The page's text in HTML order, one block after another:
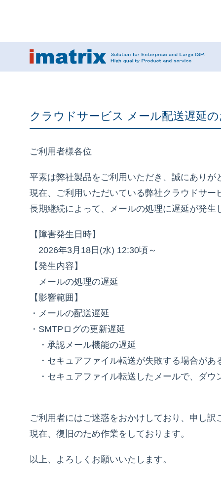
クラウドサービス メール配送遅延
ご利用者様各位
平素は弊社製品をご利用いただき、誠にありが
現在、ご利用いただいている弊社クラウドサ
長期継続によって、メールの処理に遅延が発生
【障害発生日時】
2026年3月18日(水) 12:30頃～
【発生内容】
メールの処理の遅延
【影響範囲】
・メールの配送遅延
・SMTPログの更新遅延
・承認メール機能の遅延
・セキュアファイル転送が失敗する場合があ
・セキュアファイル転送したメールで、ダウ
ご利用者にはご迷惑をおかけしており、申し訳
現在、復旧のため作業をしております。
以上、よろしくお願いいたします。